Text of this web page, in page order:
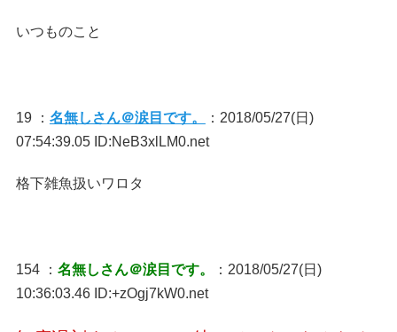
いつものこと
19 ： 名無しさん＠涙目です。
：2018/05/27(日)
07:54:39.05 ID:NeB3xlLM0.net
格下雑魚扱いワロタ
154 ： 名無しさん＠涙目です。
：2018/05/27(日)
10:36:03.46 ID:+zOgj7kW0.net